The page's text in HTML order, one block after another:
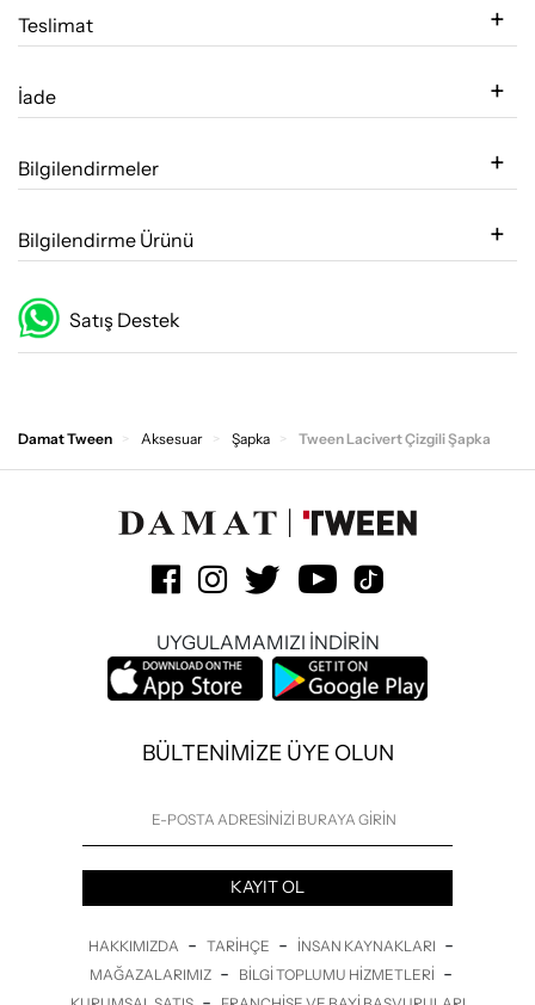
Teslimat
İade
Bilgilendirmeler
Bilgilendirme Ürünü
Satış Destek
Damat Tween Aksesuar Şapka Tween Lacivert Çizgili Şapka
UYGULAMAMIZI İNDİRİN
BÜLTENİMİZE ÜYE OLUN
KAYIT OL
HAKKIMIZDA - TARIHÇE - İNSAN KAYNAKLARI -
MAĞAZALARIMIZ - BILGI TOPLUMU HIZMETLERI -